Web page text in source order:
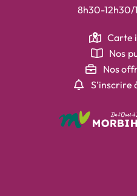
8h30-12h30/
Carte
Nos
Nos
S’inscrire